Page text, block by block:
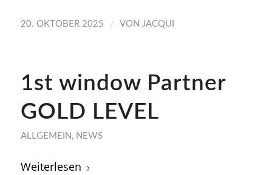
20. OKTOBER 2025 / VON JACQUI
1st window Partner
GOLD LEVEL
ALLGEMEIN , NEWS
Weiterlesen